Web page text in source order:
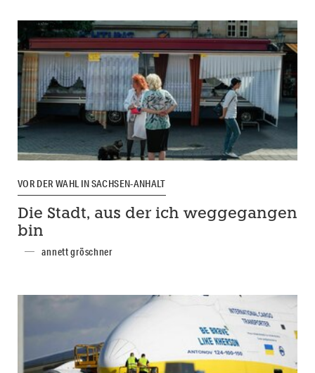
VOR DER WAHL IN SACHSEN-ANHALT
Die Stadt, aus der ich weggegangen
bin
annett gröschner